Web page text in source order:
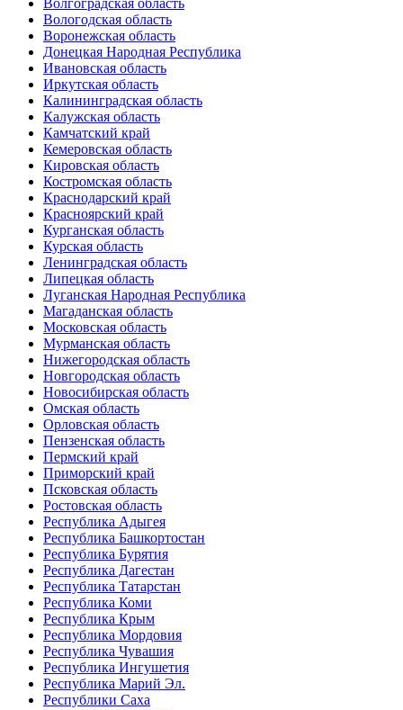
Волгоградская область
Вологодская область
Воронежская область
Донецкая Народная Республика
Ивановская область
Иркутская область
Калининградская область
Калужская область
Камчатский край
Кемеровская область
Кировская область
Костромская область
Краснодарский край
Красноярский край
Курганская область
Курская область
Ленинградская область
Липецкая область
Луганская Народная Республика
Магаданская область
Московская область
Мурманская область
Нижегородская область
Новгородская область
Новосибирская область
Омская область
Орловская область
Пензенская область
Пермский край
Приморский край
Псковская область
Ростовская область
Республика Адыгея
Республика Башкортостан
Республика Бурятия
Республика Дагестан
Республика Татарстан
Республика Коми
Республика Крым
Республика Мордовия
Республика Чувашия
Республика Ингушетия
Республика Марий Эл.
Республики Саха